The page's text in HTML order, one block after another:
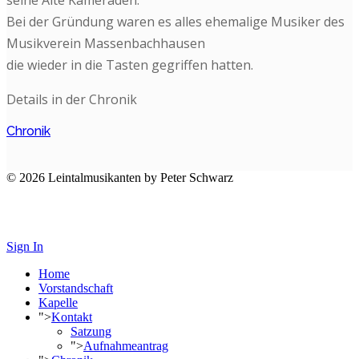
Bei der Gründung waren es alles ehemalige Musiker des
Musikverein Massenbachhausen
die wieder in die Tasten gegriffen hatten.
Details in der Chronik
Chronik
© 2026 Leintalmusikanten by Peter Schwarz
Sign In
Home
Vorstandschaft
Kapelle
">Kontakt
Satzung
">Aufnahmeantrag